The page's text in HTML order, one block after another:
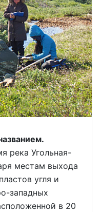
река Угольная-
местам выхода
угля и
западных
в 20